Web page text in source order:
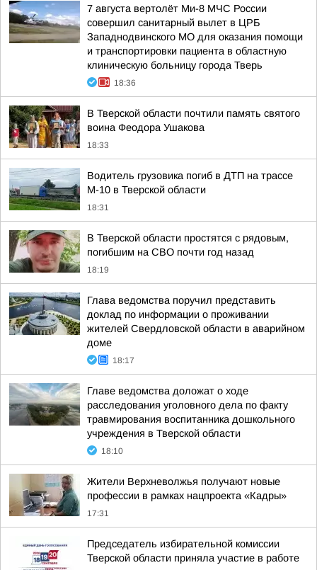
7 августа вертолёт Ми-8 МЧС России
совершил санитарный вылет в ЦРБ
Западнодвинского МО для оказания помощи
и транспортировки пациента в областную
клиническую больницу города Тверь
18:36
В Тверской области почтили память святого
воина Феодора Ушакова
18:33
Водитель грузовика погиб в ДТП на трассе
М-10 в Тверской области
18:31
В Тверской области простятся с рядовым,
погибшим на СВО почти год назад
18:19
Глава ведомства поручил представить
доклад по информации о проживании
жителей Свердловской области в аварийном
доме
18:17
Главе ведомства доложат о ходе
расследования уголовного дела по факту
травмирования воспитанника дошкольного
учреждения в Тверской области
18:10
Жители Верхневолжья получают новые
профессии в рамках нацпроекта «Кадры»
17:31
Председатель избирательной комиссии
Тверской области приняла участие в работе